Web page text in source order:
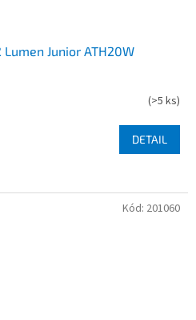
Junior ATH20W
(>5 ks)
DETAIL
Kód: 201060